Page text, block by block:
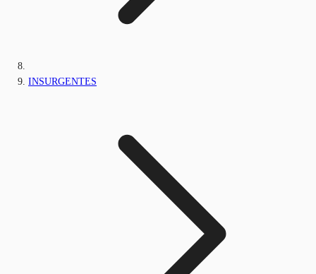
INSURGENTES